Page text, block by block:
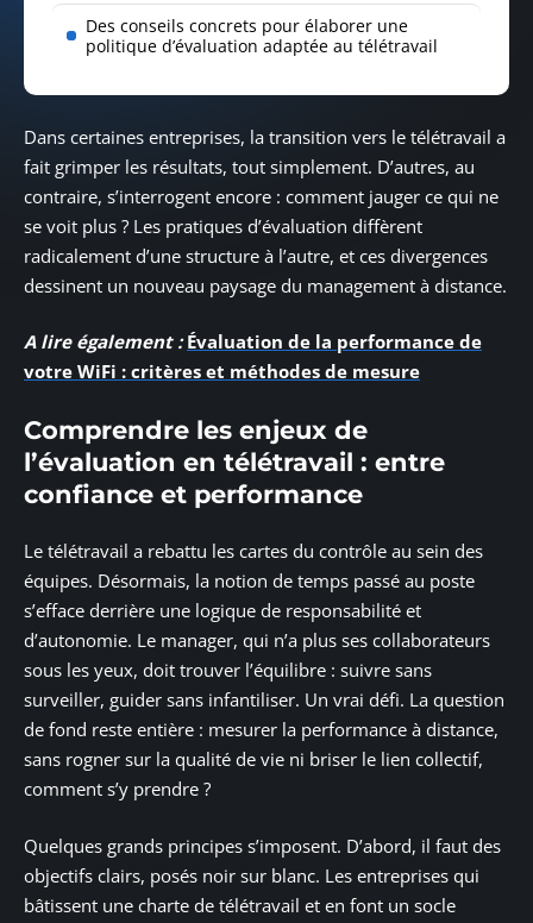
Des conseils concrets pour élaborer une
politique d’évaluation adaptée au télétravail
Dans certaines entreprises, la transition vers le télétravail a
fait grimper les résultats, tout simplement. D’autres, au
contraire, s’interrogent encore : comment jauger ce qui ne
se voit plus ? Les pratiques d’évaluation diffèrent
radicalement d’une structure à l’autre, et ces divergences
dessinent un nouveau paysage du management à distance.
A lire également : Évaluation de la performance de
votre WiFi : critères et méthodes de mesure
Comprendre les enjeux de
l’évaluation en télétravail : entre
confiance et performance
Le télétravail a rebattu les cartes du contrôle au sein des
équipes. Désormais, la notion de temps passé au poste
s’efface derrière une logique de responsabilité et
d’autonomie. Le manager, qui n’a plus ses collaborateurs
sous les yeux, doit trouver l’équilibre : suivre sans
surveiller, guider sans infantiliser. Un vrai défi. La question
de fond reste entière : mesurer la performance à distance,
sans rogner sur la qualité de vie ni briser le lien collectif,
comment s’y prendre ?
Quelques grands principes s’imposent. D’abord, il faut des
objectifs clairs, posés noir sur blanc. Les entreprises qui
bâtissent une charte de télétravail et en font un socle